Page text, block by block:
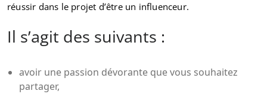
réussir dans le projet d’être un influenceur.
Il s’agit des suivants :
avoir une passion dévorante que vous souhaitez
partager,